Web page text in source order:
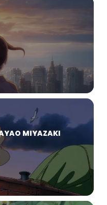
MIYAZAKI